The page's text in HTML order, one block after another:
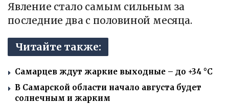
Явление стало самым сильным за
последние два с половиной месяца.
Читайте также:
Самарцев ждут жаркие выходные – до +34 °C
В Самарской области начало августа будет
солнечным и жарким